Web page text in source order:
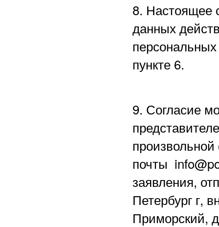
8. Настоящее
данных
пункте 6.
9. Согласие
почты
заявления,
Петербург г,
Приморский,